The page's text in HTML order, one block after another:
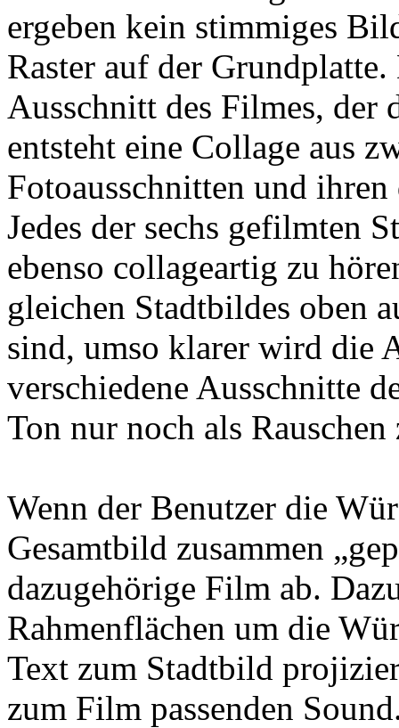
ergeben kein stimmiges
Raster auf der
Ausschnitt des Filmes, der
entsteht eine Collage aus
Fotoausschnitten und
Jedes der sechs gefilmten
ebenso collageartig zu
gleichen Stadtbildes oben
sind, umso klarer wird die
verschiedene Ausschnitte
Ton nur noch als
Wenn der Benutzer die
Gesamtbild zusammen
dazugehörige Film ab.
Rahmenflächen um die
Text zum Stadtbild
zum Film passenden